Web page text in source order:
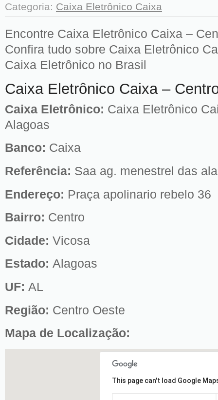
Categoria: Caixa Eletrônico Caixa
Encontre Caixa Eletrônico Caixa –
Confira tudo sobre Caixa Eletrônico
Caixa Eletrônico no Brasil
Caixa Eletrônico Caixa –
Caixa Eletrônico: Caixa Eletrônico
Alagoas
Banco: Caixa
Referência: Saa ag. menestrel das
Endereço: Praça apolinario rebelo 36
Bairro: Centro
Cidade: Vicosa
Estado: Alagoas
UF: AL
Região: Centro Oeste
Mapa de Localização:
This page can't load Google